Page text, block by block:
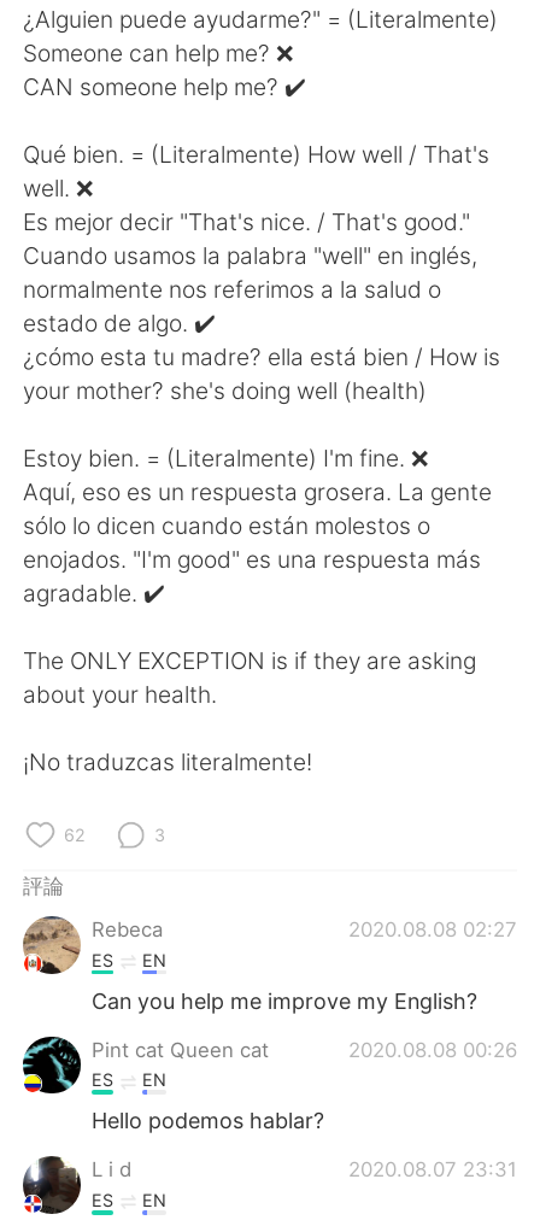
Indonesia Italiano
Türkçe Tiếng Việt
Português
¿Alguien puede ayudarme?" = (Literalmente)
Someone can help me? ❌
CAN someone help me? ✔️
Qué bien. = (Literalmente) How well / That's
well. ❌
Es mejor decir "That's nice. / That's good."
Cuando usamos la palabra "well" en inglés,
normalmente nos referimos a la salud o
estado de algo. ✔️
¿cómo esta tu madre? ella está bien / How is
your mother? she's doing well (health)
Estoy bien. = (Literalmente) I'm fine. ❌
Aquí, eso es un respuesta grosera. La gente
sólo lo dicen cuando están molestos o
enojados. "I'm good" es una respuesta más
agradable. ✔️
The ONLY EXCEPTION is if they are asking
about your health.
¡No traduzcas literalmente!
62 3
評論
Rebeca
2020.08.08 02:27
ES EN
Can you help me improve my English?
Pint cat Queen cat 2020.08.08 00:26
ES EN
Hello podemos hablar?
L i d 2020.08.07 23:31
ES EN